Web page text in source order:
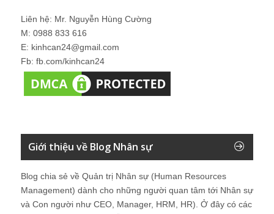
Liên hệ: Mr. Nguyễn Hùng Cường
M: 0988 833 616
E: kinhcan24@gmail.com
Fb: fb.com/kinhcan24
Giới thiệu về Blog Nhân sự
Blog chia sẻ về Quản trị Nhân sự (Human Resources
Management) dành cho những người quan tâm tới Nhân sự
và Con người như CEO, Manager, HRM, HR). Ở đây có các